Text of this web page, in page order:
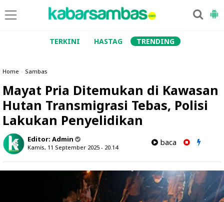
TERKINI HASTAG TRENDING
Home » Sambas
Mayat Pria Ditemukan di Kawasan
Hutan Transmigrasi Tebas, Polisi
Lakukan Penyelidikan
Editor: Admin
Kamis, 11 September 2025 - 20.14
baca